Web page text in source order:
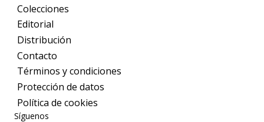
Colecciones
Editorial
Distribución
Contacto
Términos y condiciones
Protección de datos
Política de cookies
Síguenos